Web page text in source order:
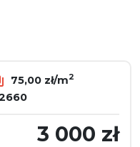
75,00 zł/m2
3 000 zł